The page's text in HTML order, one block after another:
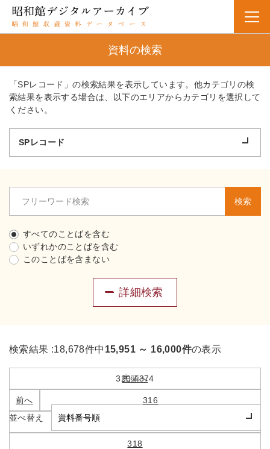
資料の検索
「SPレコード」の検索結果を表示しています。他カテゴリの検
索結果を表示する場合は、以下のエリアからカテゴリを選択して
ください。
SPレコード
検索
すべてのことばを含む
いずれかのことばを含む
このことばを含まない
詳細検索
検索結果 :18,678件中 15,951 ～ 16,000件の表示
320 / 374
先頭へ
前へ 316
318
並べ替え